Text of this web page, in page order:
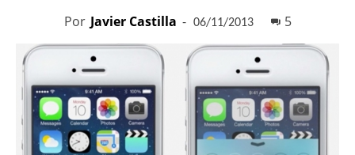
Por Javier Castilla - 06/11/2013 5